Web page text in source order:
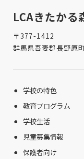
LCAきたかる
〒377-1412
群馬県吾妻郡長野原
学校の特色
教育プログラム
学校生活
児童募集情報
保護者向け